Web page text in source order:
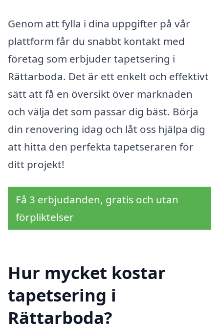
Genom att fylla i dina uppgifter på vår
plattform får du snabbt kontakt med
företag som erbjuder tapetsering i
Rättarboda. Det är ett enkelt och effektivt
sätt att få en översikt över marknaden
och välja det som passar dig bäst. Börja
din renovering idag och låt oss hjälpa dig
att hitta den perfekta tapetseraren för
ditt projekt!
Få 3 erbjudanden, gratis och utan
förpliktelser
Hur mycket kostar
tapetsering i
Rättarboda?